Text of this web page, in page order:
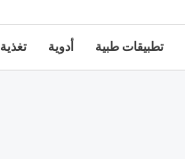
تطبيقات طبية أدوية تغذية